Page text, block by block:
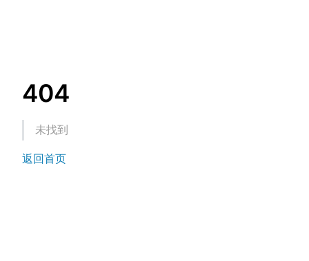
404
未找到
返回首页